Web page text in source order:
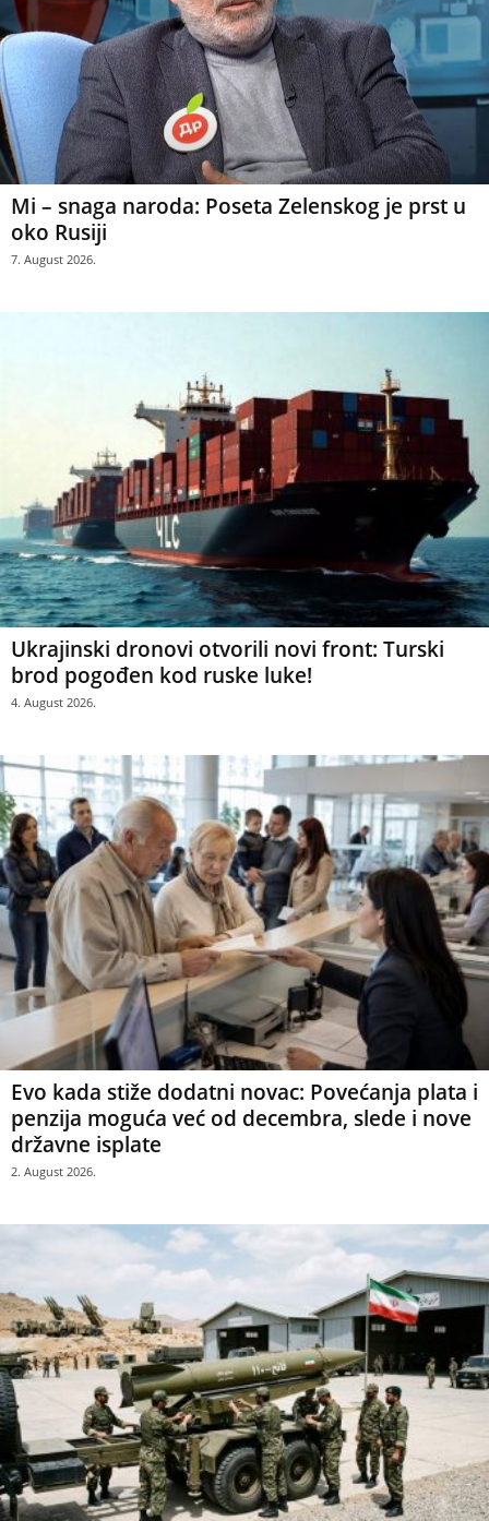
Mi – snaga naroda: Poseta Zelenskog je prst u
oko Rusiji
7. August 2026.
Ukrajinski dronovi otvorili novi front: Turski
brod pogođen kod ruske luke!
4. August 2026.
Evo kada stiže dodatni novac: Povećanja plata i
penzija moguća već od decembra, slede i nove
državne isplate
2. August 2026.